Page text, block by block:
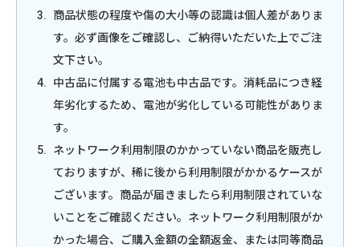
商品状態の程度や傷の大小等の認識は個人差がありま
す。必ず画像をご確認し、ご納得いただいた上でご注
文下さい。
中古品に付属する電池も中古品です。消耗品につき経
年劣化するため、電池が劣化している可能性がありま
す。
ネットワーク利用制限のかかっていない商品を販売し
ておりますが、稀に後から利用制限がかかるケースが
ございます。商品が届きましたら利用制限されていな
いことをご確認ください。ネットワーク利用制限がか
かった場合、ご購入金額の全額返金、または同等商品